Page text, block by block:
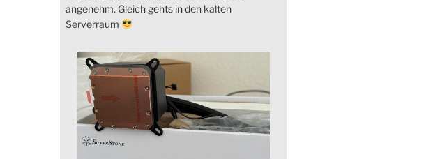
angenehm. Gleich gehts in den kalten
Serverraum